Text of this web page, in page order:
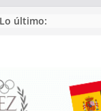
Lo último: